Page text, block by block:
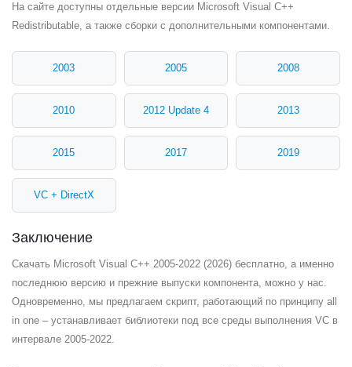
На сайте доступны отдельные версии Microsoft Visual C++
Redistributable, а также сборки с дополнительными компонентами.
2003 2005 2008
2010 2012 Update 4 2013
2015 2017 2019
VC + DirectX
Заключение
Скачать Microsoft Visual C++ 2005-2022 (2026) бесплатно, а именно
последнюю версию и прежние выпуски компонента, можно у нас.
Одновременно, мы предлагаем скрипт, работающий по принципу all
in one – устанавливает библиотеки под все среды выполнения VC в
интервале 2005-2022.